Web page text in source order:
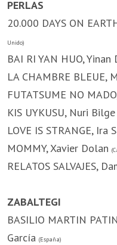
PERLAS
20.000 DAYS ON
Unido)
BAI RI YAN HUO, Yinan
LA CHAMBRE BLEUE,
FUTATSUME NO
KIS UYKUSU, Nuri
LOVE IS STRANGE, Ira
MOMMY, Xavier Dolan
RELATOS SALVAJES,
ZABALTEGI
BASILIO MARTIN
García (España)